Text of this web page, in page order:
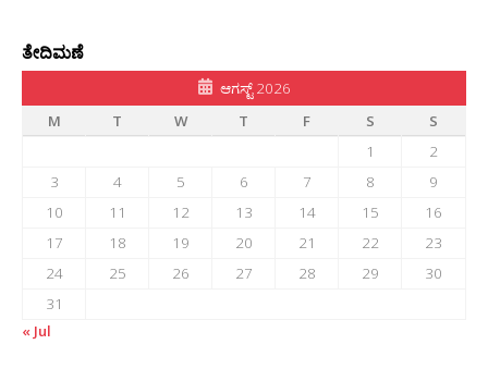
ತೇದಿಮಣೆ
ಆಗಸ್ಟ್ 2026
M
T W T F S
S
1
2
3
4 5 6 7 8
9
10
11 12 13 14 15
16
17
18 19 20 21 22
23
24
25 26 27 28 29
30
31
« Jul